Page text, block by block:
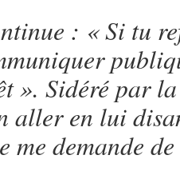
: « Si tu
». Sidéré par
aller en lui
me demande